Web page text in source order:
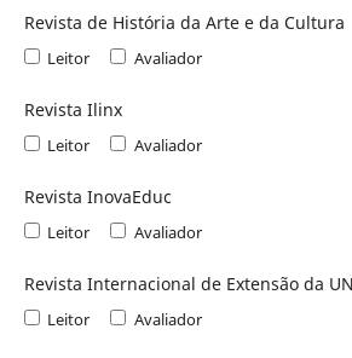
Revista de História da Arte e da Cultura
Leitor Avaliador
Revista Ilinx
Leitor Avaliador
Revista InovaEduc
Leitor Avaliador
Revista Internacional de Extensão da
Leitor Avaliador